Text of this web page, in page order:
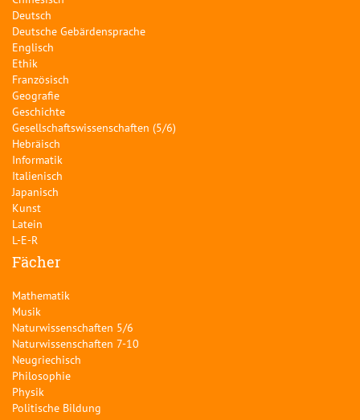
Deutsch
Deutsche Gebärdensprache
Englisch
Ethik
Französisch
Geografie
Geschichte
Gesellschaftswissenschaften (5/6)
Hebräisch
Informatik
Italienisch
Japanisch
Kunst
Latein
L-E-R
Fächer
Mathematik
Musik
Naturwissenschaften 5/6
Naturwissenschaften 7-10
Neugriechisch
Philosophie
Physik
Politische Bildung